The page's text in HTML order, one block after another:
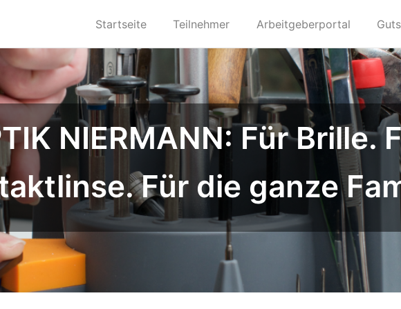
Startseite Teilnehmer Arbeitgeberportal
NIERMANN: Für Brille.
Für die ganze